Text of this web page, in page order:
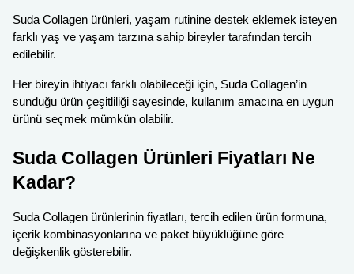
Suda Collagen ürünleri, yaşam rutinine destek eklemek isteyen
farklı yaş ve yaşam tarzına sahip bireyler tarafından tercih
edilebilir.
Her bireyin ihtiyacı farklı olabileceği için, Suda Collagen’in
sunduğu ürün çeşitliliği sayesinde, kullanım amacına en uygun
ürünü seçmek mümkün olabilir.
Suda Collagen Ürünleri Fiyatları Ne
Kadar?
Suda Collagen ürünlerinin fiyatları, tercih edilen ürün formuna,
içerik kombinasyonlarına ve paket büyüklüğüne göre
değişkenlik gösterebilir.